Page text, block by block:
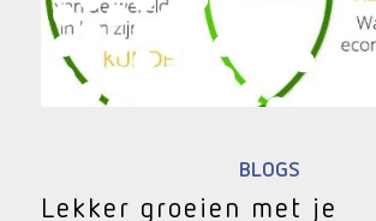
BLOGS
Lekker groeien met je